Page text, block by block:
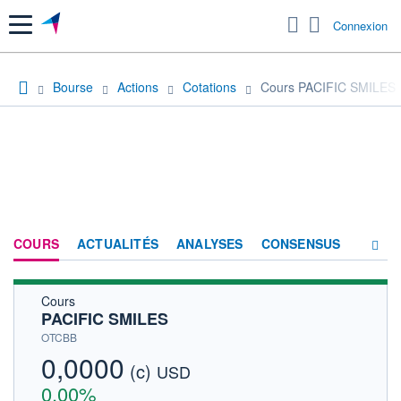
Menu Connexion
Bourse Actions Cotations Cours PACIFIC SMILES
COURS ACTUALITÉS ANALYSES CONSENSUS
Cours
PACIFIC SMILES
OTCBB
0,0000 (c) USD
0,00%